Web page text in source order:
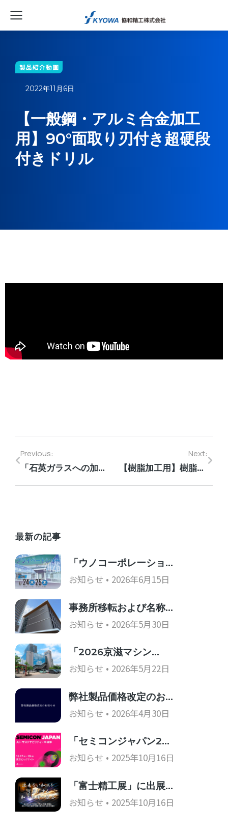
製品紹介動画
2022年11月6日
【一般鋼・アルミ合金加工
用】90°面取り刃付き超硬段
付きドリル
Previous:
「石英ガラスへの加工」PCD多角アングルドリル使用
Next:
【樹脂加工用】樹脂加工用ドリル(YSPDR)の紹介
最新の記事
「ウノコーポレーショ…
お知らせ 2026年6月15日
事務所移転および名称…
お知らせ 2026年5月30日
「2026京滋マシン…
お知らせ 2026年5月22日
弊社製品価格改定のお…
お知らせ 2026年4月30日
「セミコンジャパン2…
お知らせ 2025年10月16日
「富士精工展」に出展…
お知らせ 2025年10月16日